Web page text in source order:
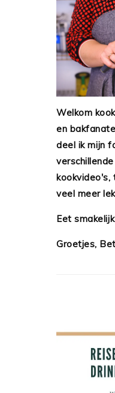
Welkom
en
deel ik mijn
veel meer
Eet
Groetjes,